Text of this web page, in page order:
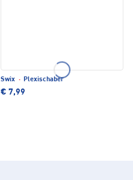
Swix · Plexischaber
€ 7,99